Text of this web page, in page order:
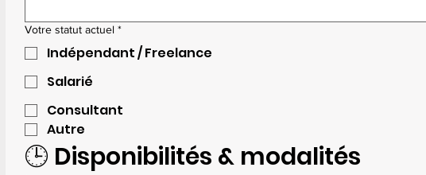
Votre statut actuel *
Indépendant / Freelance
Salarié
Consultant
Autre
🕒 Disponibilités & modalités